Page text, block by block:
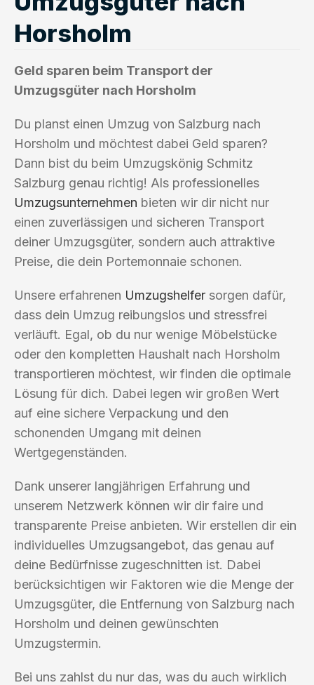
Horsholm
Geld sparen beim Transport der
Umzugsgüter nach Horsholm
Du planst einen Umzug von Salzburg nach
Horsholm und möchtest dabei Geld sparen?
Dann bist du beim Umzugskönig Schmitz
Salzburg genau richtig! Als professionelles
Umzugsunternehmen bieten wir dir nicht nur
einen zuverlässigen und sicheren Transport
deiner Umzugsgüter, sondern auch attraktive
Preise, die dein Portemonnaie schonen.
Unsere erfahrenen Umzugshelfer sorgen dafür,
dass dein Umzug reibungslos und stressfrei
verläuft. Egal, ob du nur wenige Möbelstücke
oder den kompletten Haushalt nach Horsholm
transportieren möchtest, wir finden die optimale
Lösung für dich. Dabei legen wir großen Wert
auf eine sichere Verpackung und den
schonenden Umgang mit deinen
Wertgegenständen.
Dank unserer langjährigen Erfahrung und
unserem Netzwerk können wir dir faire und
transparente Preise anbieten. Wir erstellen dir ein
individuelles Umzugsangebot, das genau auf
deine Bedürfnisse zugeschnitten ist. Dabei
berücksichtigen wir Faktoren wie die Menge der
Umzugsgüter, die Entfernung von Salzburg nach
Horsholm und deinen gewünschten
Umzugstermin.
Bei uns zahlst du nur das, was du auch wirklich